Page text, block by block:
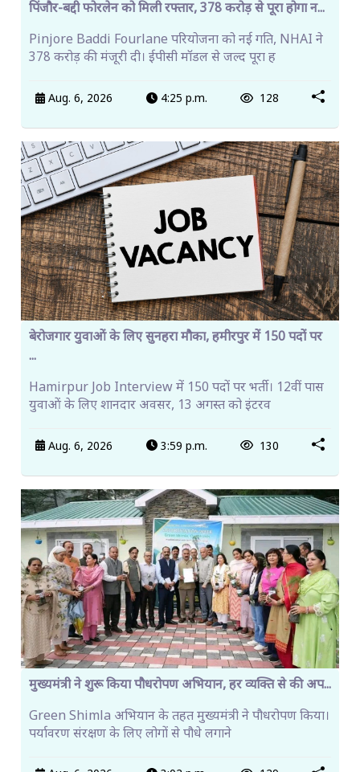
पिंजौर-बद्दी फोरलेन को मिली रफ्तार, 378 करोड़ से पूरा होगा न...
Pinjore Baddi Fourlane परियोजना को नई गति, NHAI ने
378 करोड़ की मंजूरी दी। ईपीसी मॉडल से जल्द पूरा ह
Aug. 6, 2026 4:25 p.m. 128
बेरोजगार युवाओं के लिए सुनहरा मौका, हमीरपुर में 150 पदों पर
...
Hamirpur Job Interview में 150 पदों पर भर्ती। 12वीं पास
युवाओं के लिए शानदार अवसर, 13 अगस्त को इंटरव
Aug. 6, 2026 3:59 p.m. 130
मुख्यमंत्री ने शुरू किया पौधरोपण अभियान, हर व्यक्ति से की अप...
Green Shimla अभियान के तहत मुख्यमंत्री ने पौधरोपण किया।
पर्यावरण संरक्षण के लिए लोगों से पौधे लगाने